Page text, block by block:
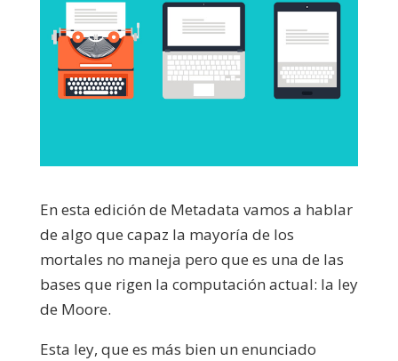
En esta edición de Metadata vamos a hablar
de algo que capaz la mayoría de los
mortales no maneja pero que es una de las
bases que rigen la computación actual: la ley
de Moore.
Esta ley, que es más bien un enunciado